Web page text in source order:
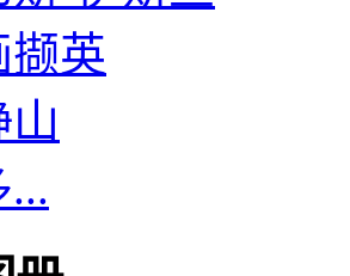
撷英
山
...